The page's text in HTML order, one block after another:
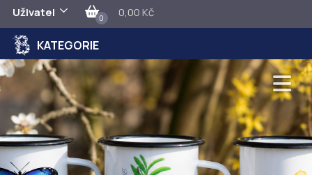
Uživatel 0 0,00 Kč
KATEGORIE